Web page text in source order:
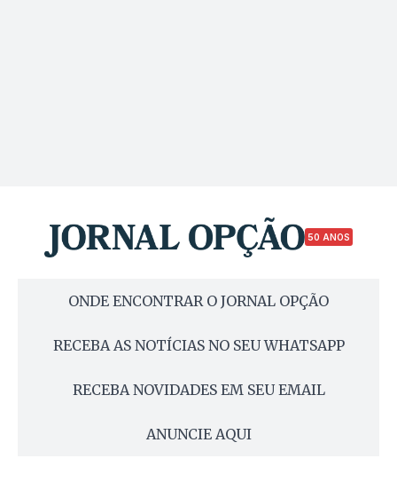
50 ANOS
ONDE ENCONTRAR O JORNAL OPÇÃO
RECEBA AS NOTÍCIAS NO SEU WHATSAPP
RECEBA NOVIDADES EM SEU EMAIL
ANUNCIE AQUI